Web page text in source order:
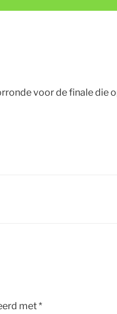
voor de finale
met*